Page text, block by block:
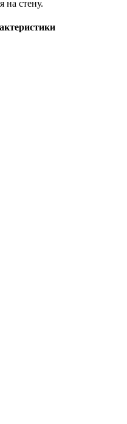
на стену.